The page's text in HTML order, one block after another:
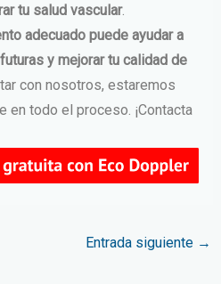
tu salud vascular.
adecuado puede ayudar a
y mejorar tu calidad de
con nosotros, estaremos
en todo el proceso. ¡Contacta
Entrada siguiente →